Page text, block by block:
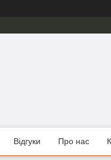
Відгуки Про нас